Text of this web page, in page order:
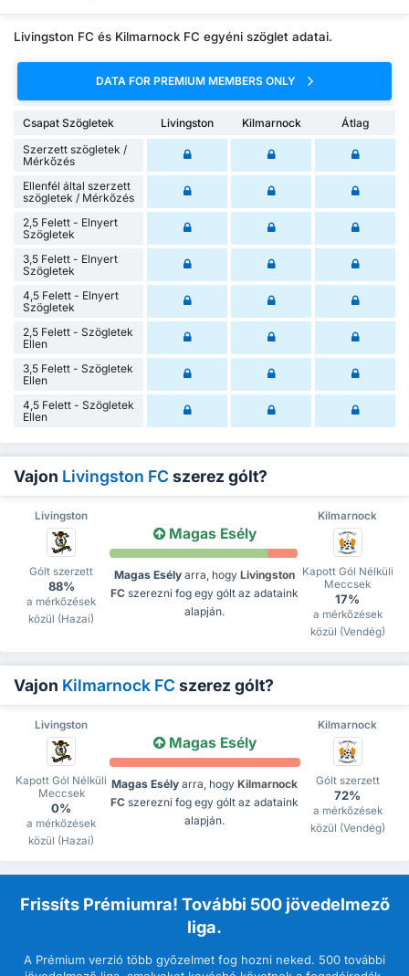
Livingston FC és Kilmarnock FC egyéni szöglet adatai.
DATA FOR PREMIUM MEMBERS ONLY
Csapat Szögletek Livingston Kilmarnock
Átlag
Szerzett szögletek /
Mérkőzés
Ellenfél által szerzett
szögletek / Mérkőzés
2,5 Felett - Elnyert
Szögletek
3,5 Felett - Elnyert
Szögletek
4,5 Felett - Elnyert
Szögletek
2,5 Felett - Szögletek
Ellen
3,5 Felett - Szögletek
Ellen
4,5 Felett - Szögletek
Ellen
Vajon Livingston FC szerez gólt?
Livingston Kilmarnock
Gólt szerzett
88%
a mérkőzések
közül (Hazai)
Magas Esély
Magas Esély arra, hogy Livingston
FC szerezni fog egy gólt az adataink
alapján.
Kapott Gól Nélküli
Meccsek
17%
a mérkőzések
közül (Vendég)
Vajon Kilmarnock FC szerez gólt?
Livingston Kilmarnock
Kapott Gól Nélküli
Meccsek
0%
a mérkőzések
közül (Hazai)
Magas Esély
Magas Esély arra, hogy Kilmarnock
FC szerezni fog egy gólt az adataink
alapján.
Gólt szerzett
72%
a mérkőzések
közül (Vendég)
Frissíts Prémiumra! További 500 jövedelmező
liga.
A Prémium verzió több győzelmet fog hozni neked. 500 további